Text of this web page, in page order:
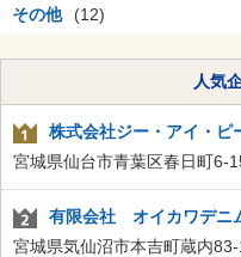
その他 (12)
人気
株式会社ジー・アイ・ピ
宮城県仙台市青葉区春日町6-
有限会社 オイカワデニ
宮城県気仙沼市本吉町蔵内83-